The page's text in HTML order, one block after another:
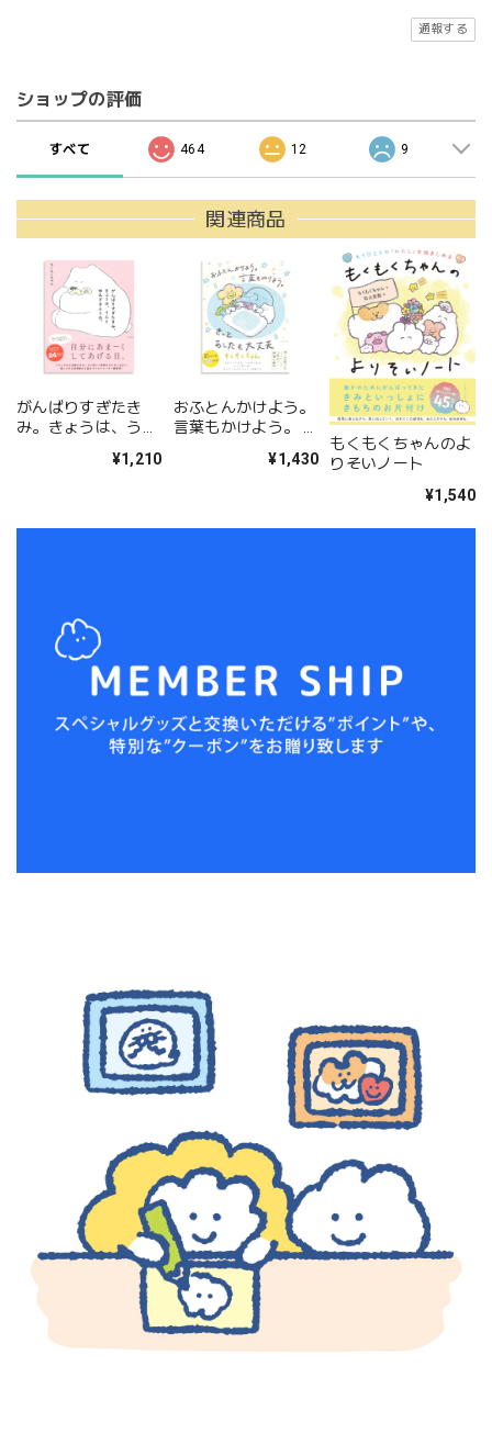
通報する
ショップの評価
すべて 464 12 9
関連商品
がんばりすぎたき
み。きょうは、うん
¥1,210
おふとんかけよう。
言葉もかけよう。 き
¥1,430
もくもくちゃんのよ
りそいノート
¥1,540